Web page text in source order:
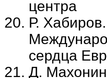
центра
Р.
сердца
Д.